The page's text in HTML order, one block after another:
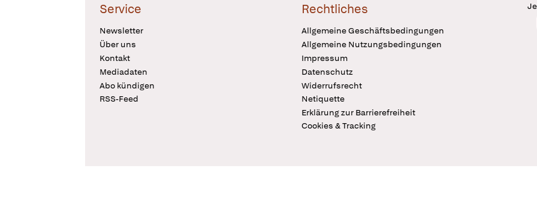
Service
Newsletter
Über uns
Kontakt
Mediadaten
Abo kündigen
RSS-Feed
Rechtliches
Allgemeine Geschäftsbedingungen
Allgemeine Nutzungsbedingungen
Impressum
Datenschutz
Widerrufsrecht
Netiquette
Erklärung zur Barrierefreiheit
Cookies & Tracking